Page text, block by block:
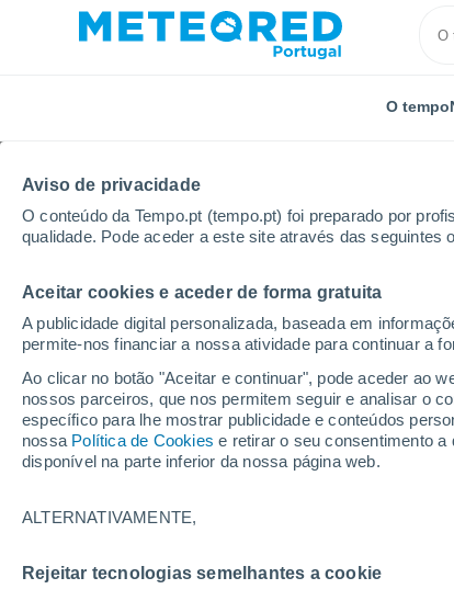
Aviso de privacidade
O conteúdo da Tempo.pt (tempo.pt) foi preparado por
qualidade. Pode aceder a este site através das seguintes
Aceitar cookies e aceder de forma gratuita
A publicidade digital personalizada, baseada em
permite-nos financiar a nossa atividade para continuar a
Ao clicar no botão "Aceitar e continuar", pode aceder ao
nossos parceiros, que nos permitem seguir e analisar o
específico para lhe mostrar publicidade e conteúdos
nossa Política de Cookies e retirar o seu consentimento a
disponível na parte inferior da nossa página web.
ALTERNATIVAMENTE,
Rejeitar tecnologias semelhantes a cookie
O tempo
Início Grécia
Tempo em Grécia.
Hoje, 9 agosto Todo o dia Símbolo